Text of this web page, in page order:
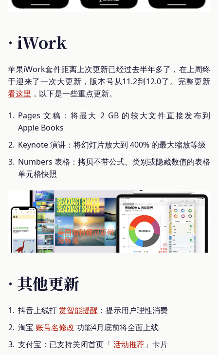
· iWork
苹果iWork套件距离上次更新已经过去半年多了，在上周终
于迎来了一次大更新，版本号从11.2到12.0了。完整更新
看这里 ，以下是一些重点更新。
Pages 文稿：将最大 2 GB 的较大文件直接发布到
Apple Books
Keynote 演讲：将幻灯片放大到 400% 的最大缩放等级
Numbers 表格：拷贝不带公式、类别或隐藏数值的表格
单元格快照
· 其他更新
抖音上线打赏智能提醒 ：提示用户理性消费
淘宝 账号名修改 功能4月底前将全面上线
支付宝：已支持关闭首页「 活动推荐」卡片